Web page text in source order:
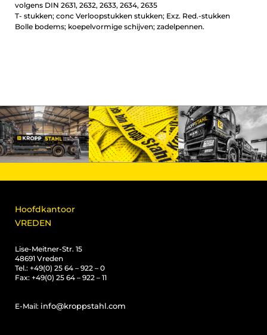
volgens DIN 2631, 2632, 2633, 2634, 2635
T- stukken; conc Verloopstukken stukken; Exz. Red.-stukken
Bolle bodems; koepelvormige schijven; zadelpennen.
Hoofdkantoor
VREDEN
Lise-Meitner-Str. 15
48691 Vreden
Tel.: +49(0) 25 64 – 922 – 0
Fax: +49(0) 25 64 – 922 – 11
E-Mail: info@kroppstahl.com